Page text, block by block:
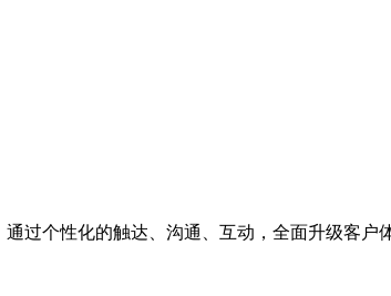
过个性化的触达、沟通、互动，全面升级客户